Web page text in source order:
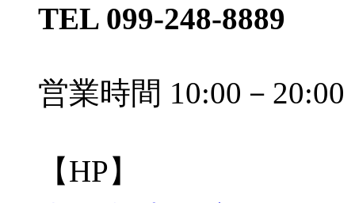
TEL 099-248-8889
営業時間 10:00－20:00
【HP】